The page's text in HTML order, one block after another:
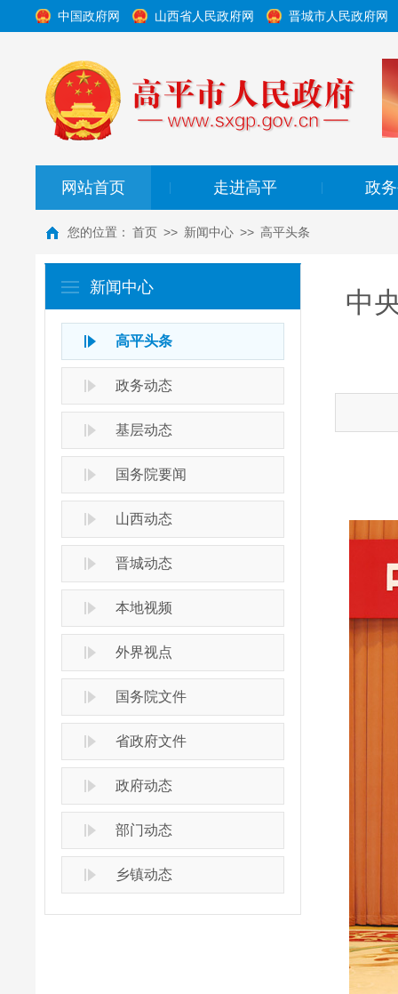
中国政府网 山西省人民政府网 晋城市人民政府网
网站首页 走进高平 政
您的位置： 首页 >> 新闻中心 >> 高平头条
新闻中心
高平头条
政务动态
基层动态
国务院要闻
山西动态
晋城动态
本地视频
外界视点
国务院文件
省政府文件
政府动态
部门动态
乡镇动态
中